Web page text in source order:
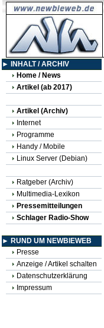
► INHALT / ARCHIV
Home / News
Artikel (ab 2017)
Artikel (Archiv)
Internet
Programme
Handy / Mobile
Linux Server (Debian)
Ratgeber (Archiv)
Multimedia-Lexikon
Pressemitteilungen
Schlager Radio-Show
► RUND UM NEWBIEWEB
Presse
Anzeige / Artikel schalten
Datenschutzerklärung
Impressum